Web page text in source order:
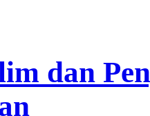
dan